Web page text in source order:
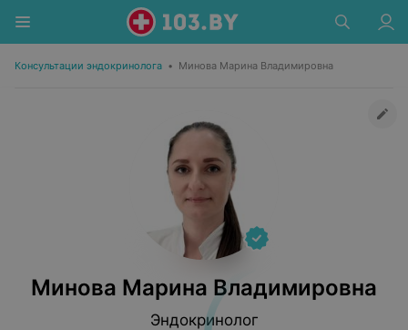
Консультации эндокринолога • Минова Марина Владимировна
Минова Марина Владимировна
Эндокринолог